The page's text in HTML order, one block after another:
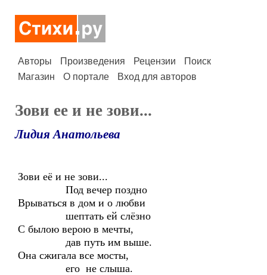
Авторы Произведения Рецензии
Поиск
Магазин
О портале Вход для авторов
Зови ее и не зови...
Лидия Анатольева
Зови её и не зови...
Под вечер поздно
Врываться в дом и о любви
шептать ей слёзно
С былою верою в мечты,
дав путь им выше.
Она сжигала все мосты,
его не слыша.